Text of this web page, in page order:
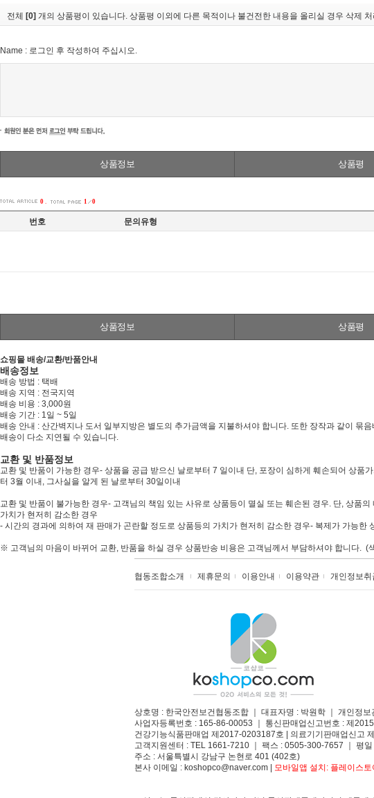
전체 [0] 개의 상품평이 있습니다. 상품평 이외에 다른 목적이나 불건전한 내용을 올리실 경우 삭제
Name : 로그인 후 작성하여 주십시오.
상품정보 상품평
0 . 1 0
번호 문의유형
상품정보 상품평
쇼핑몰 배송/교환/반품안내
배송정보
배송 방법 : 택배
배송 지역 : 전국지역
배송 비용 : 3,000원
배송 기간 : 1일 ~ 5일
배송 안내 : 산간벽지나 도서 일부지방은 별도의 추가금액을 지불하셔야 합니다. 또한 장작과 같이 묶
배송이 다소 지연될 수 있습니다.
교환 및 반품정보
교환 및 반품이 가능한 경우- 상품을 공급 받으신 날로부터 7 일이내 단, 포장이 심하게 훼손되어 상
터 3월 이내, 그사실을 알게 된 날로부터 30일이내
교환 및 반품이 불가능한 경우- 고객님의 책임 있는 사유로 상품등이 멸실 또는 훼손된 경우. 단, 상품
가치가 현저히 감소한 경우
- 시간의 경과에 의하여 재 판매가 곤란할 정도로 상품등의 가치가 현저히 감소한 경우- 복제가 가능
※ 고객님의 마음이 바뀌어 교환, 반품을 하실 경우 상품반송 비용은 고객님께서 부담하셔야 합니다. (
협동조합소개 제휴문의 이용안내 이용약관 개인정보취
상호명 : 한국안전보건협동조합 ｜ 대표자명 : 박원학 ｜ 개인정보
사업자등록번호 : 165-86-00053 ｜ 통신판매업신고번호 : 제
건강기능식품판매업 제2017-0203187호 | 의료기기판매업신고
고객지원센터 : TEL 1661-7210 ｜ 팩스 : 0505-300-7657 ｜ 평
주소 : 서울특별시 강남구 논현로 401 (402호)​
본사 이메일 : koshopco@naver.com |
모바일앱 설치: 플레이스